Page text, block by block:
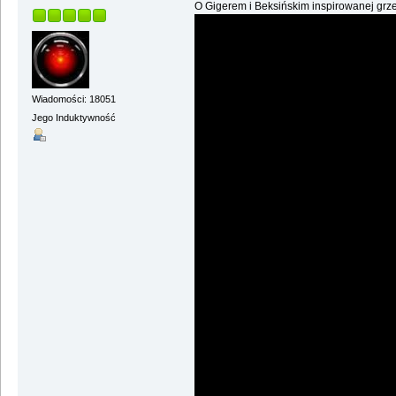
Wiadomości: 18051
Jego Induktywność
O Gigerem i Beksińskim inspirowanej